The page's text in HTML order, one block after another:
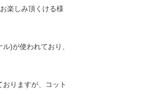
楽しみ頂くける様
)が使われており、
りますが、コット